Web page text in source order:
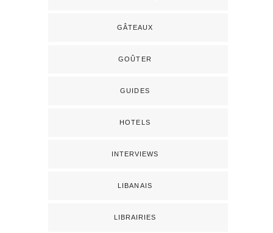
GÂTEAUX
GOÛTER
GUIDES
HOTELS
INTERVIEWS
LIBANAIS
LIBRAIRIES